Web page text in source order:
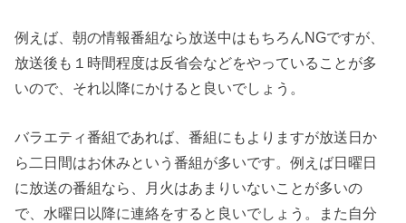
例えば、朝の情報番組なら放送中はもちろんNGですが、
放送後も１時間程度は反省会などをやっていることが多
いので、それ以降にかけると良いでしょう。
バラエティ番組であれば、番組にもよりますが放送日か
ら二日間はお休みという番組が多いです。例えば日曜日
に放送の番組なら、月火はあまりいないことが多いの
で、水曜日以降に連絡をすると良いでしょう。また自分